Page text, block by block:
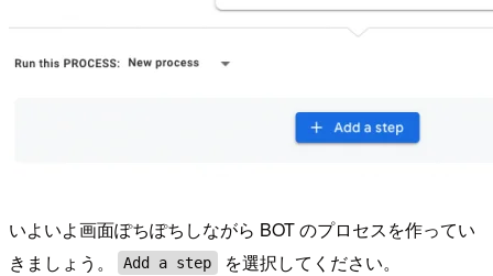
いよいよ画面ぽちぽちしながら BOT のプロセスを作ってい
きましょう。
Add a step を選択してください。